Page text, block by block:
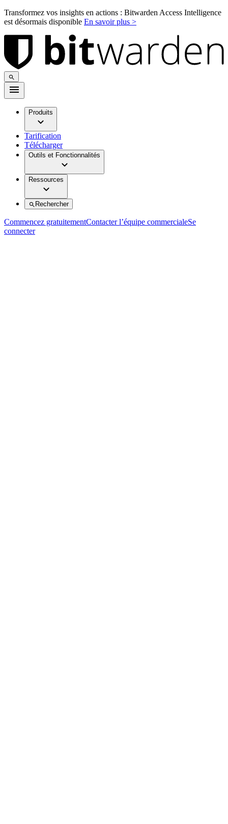
Transformez vos insights en actions : Bitwarden Access Intelligence
est désormais disponible En savoir plus >
Produits
Tarification
Télécharger
Outils et Fonctionnalités
Ressources
Rechercher
Commencez gratuitementContacter l’équipe commercialeSe
connecter